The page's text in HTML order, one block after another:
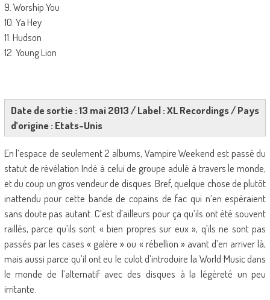
9. Worship You
10. Ya Hey
11. Hudson
12. Young Lion
Date de sortie : 13 mai 2013 / Label : XL Recordings / Pays
d’origine : Etats-Unis
En l’espace de seulement 2 albums, Vampire Weekend est passé du
statut de révélation Indé à celui de groupe adulé à travers le monde,
et du coup un gros vendeur de disques. Bref, quelque chose de plutôt
inattendu pour cette bande de copains de fac qui n’en espéraient
sans doute pas autant. C’est d’ailleurs pour ça qu’ils ont été souvent
raillés, parce qu’ils sont « bien propres sur eux », q’ils ne sont pas
passés par les cases « galère » ou « rébellion » avant d’en arriver là,
mais aussi parce qu’il ont eu le culot d’introduire la World Music dans
le monde de l’alternatif avec des disques à la légèreté un peu
irritante.